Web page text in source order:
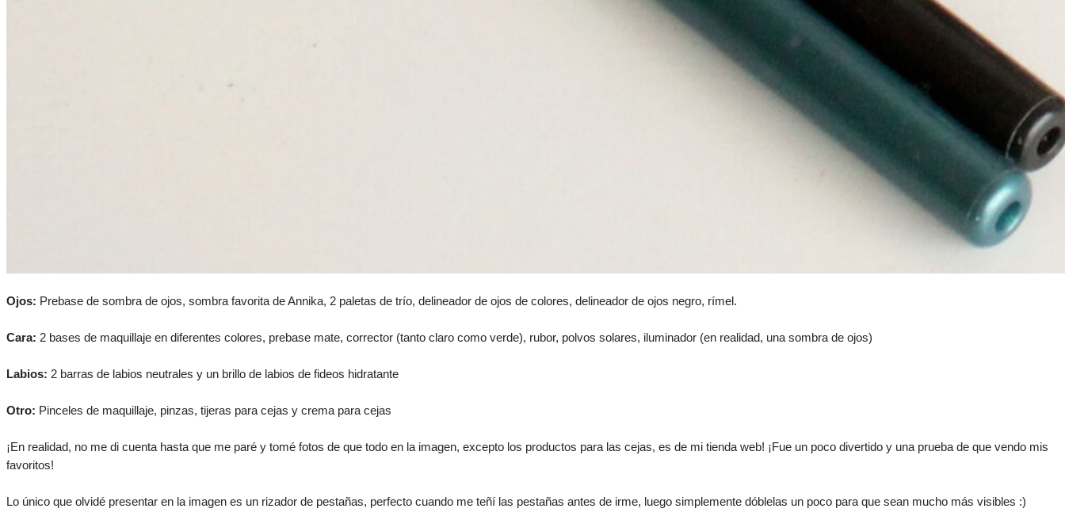
Ojos: Prebase de sombra de ojos, sombra favorita de Annika, 2 paletas de trío, delineador de ojos de colores, delineador de ojos negro, rímel.
Cara: 2 bases de maquillaje en diferentes colores, prebase mate, corrector (tanto claro como verde), rubor, polvos solares, iluminador (en realidad, una sombra de ojos)
Labios: 2 barras de labios neutrales y un brillo de labios de fideos hidratante
Otro: Pinceles de maquillaje, pinzas, tijeras para cejas y crema para cejas
¡En realidad, no me di cuenta hasta que me paré y tomé fotos de que todo en la imagen, excepto los productos para las cejas, es de mi tienda web! ¡Fue un poco divertido y una prueba de que vendo mis
favoritos!
Lo único que olvidé presentar en la imagen es un rizador de pestañas, perfecto cuando me teñí las pestañas antes de irme, luego simplemente dóblelas un poco para que sean mucho más visibles :)